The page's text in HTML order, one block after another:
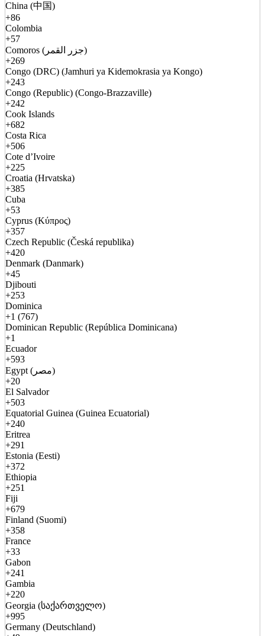
China (中国)
+86
Colombia
+57
Comoros (جزر القمر)
+269
Congo (DRC) (Jamhuri ya Kidemokrasia ya Kongo)
+243
Congo (Republic) (Congo-Brazzaville)
+242
Cook Islands
+682
Costa Rica
+506
Cote d’Ivoire
+225
Croatia (Hrvatska)
+385
Cuba
+53
Cyprus (Κύπρος)
+357
Czech Republic (Česká republika)
+420
Denmark (Danmark)
+45
Djibouti
+253
Dominica
+1 (767)
Dominican Republic (República Dominicana)
+1
Ecuador
+593
Egypt (مصر)
+20
El Salvador
+503
Equatorial Guinea (Guinea Ecuatorial)
+240
Eritrea
+291
Estonia (Eesti)
+372
Ethiopia
+251
Fiji
+679
Finland (Suomi)
+358
France
+33
Gabon
+241
Gambia
+220
Georgia (საქართველო)
+995
Germany (Deutschland)